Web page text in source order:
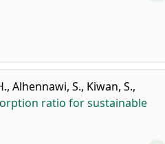
, Alhennawi, S., Kiwan, S.,
ratio for sustainable